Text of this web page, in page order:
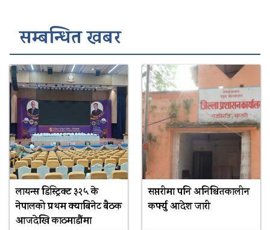
सम्बन्धित खबर
लायन्स डिस्ट्रिक्ट ३२५ के
नेपालको प्रथम क्याबिनेट बैठक
आजदेखि काठमाडौंमा
सप्तरीमा पनि अनिश्चितकालीन
कर्फ्यु आदेश जारी